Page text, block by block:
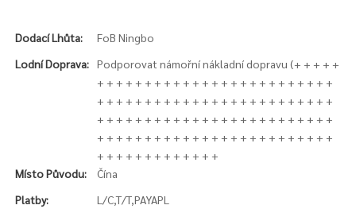
Dodací Lhůta:
FoB Ningbo
Lodní Doprava: Podporovat námořní nákladní dopravu (+ + + + +
+ + + + + + + + + + + + + + + + + + + + + + + + +
+ + + + + + + + + + + + + + + + + + + + + + + + +
+ + + + + + + + + + + + + + + + + + + + + + + + +
+ + + + + + + + + + + + + + + + + + + + + + + + +
+ + + + + + + + + + + + +
Místo Původu:
Čína
Platby:
L/C,T/T,PAYAPL